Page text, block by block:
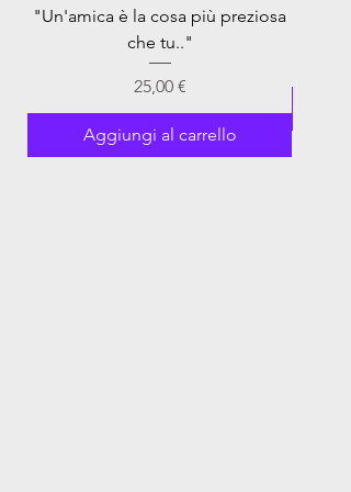
"Un'amica è la cosa più preziosa
che tu.."
Prezzo
25,00 €
Aggiungi al carrello